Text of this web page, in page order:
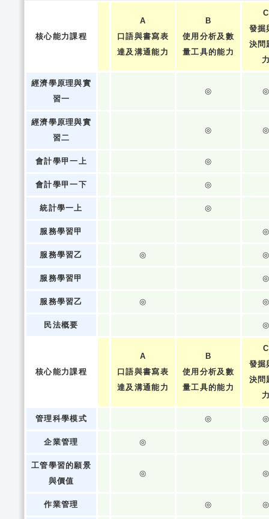
核心能力課程
A
口語與書寫表
達及溝通能力
B
使用分析及數
量工具的能力
C
發掘
決問
經濟學原理與實
習一
◎
經濟學原理與實
習二
◎
會計學甲一上 ◎
會計學甲一下 ◎
統計學一上 ◎
服務學習甲
服務學習乙 ◎
服務學習甲
服務學習乙 ◎
民法概要
核心能力課程
A
口語與書寫表
達及溝通能力
B
使用分析及數
量工具的能力
C
發掘
決問
管理科學模式 ◎
企業管理 ◎
工管學習的願景
與價值
◎
作業管理 ◎